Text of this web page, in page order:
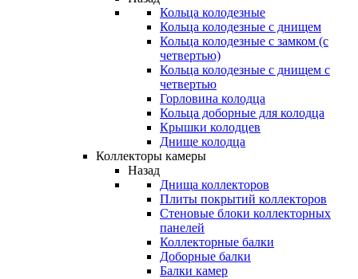
Кольца колодезные
Кольца колодезные с днищем
Кольца колодезные с замком (с
четвертью)
Кольца колодезные с днищем с
четвертью
Горловина колодца
Кольца доборные для колодца
Крышки колодцев
Днище колодца
Коллекторы камеры
Назад
Днища коллекторов
Плиты покрытий коллекторов
Стеновые блоки коллекторных
панелей
Коллекторные балки
Доборные балки
Балки камер